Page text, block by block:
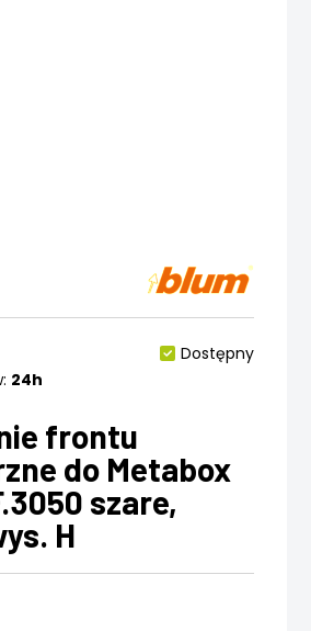
Dostępny
24h
frontu
do Metabox
szare,
H